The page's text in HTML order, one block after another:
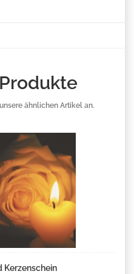
ähnlichen Artikel an.
Kerzenschein